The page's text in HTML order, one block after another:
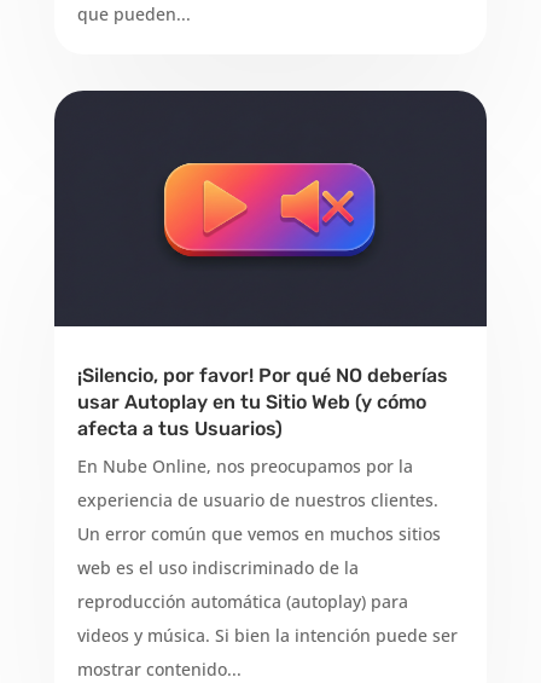
que pueden...
¡Silencio, por favor! Por qué NO deberías
usar Autoplay en tu Sitio Web (y cómo
afecta a tus Usuarios)
En Nube Online, nos preocupamos por la
experiencia de usuario de nuestros clientes.
Un error común que vemos en muchos sitios
web es el uso indiscriminado de la
reproducción automática (autoplay) para
videos y música. Si bien la intención puede ser
mostrar contenido...